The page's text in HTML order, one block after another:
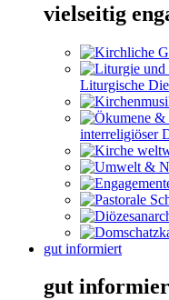
vielseitig
Liturgische
interreligiöser
gut informiert
gut